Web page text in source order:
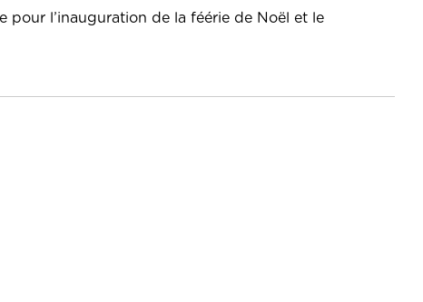
pour l’inauguration de la féérie de Noël et le